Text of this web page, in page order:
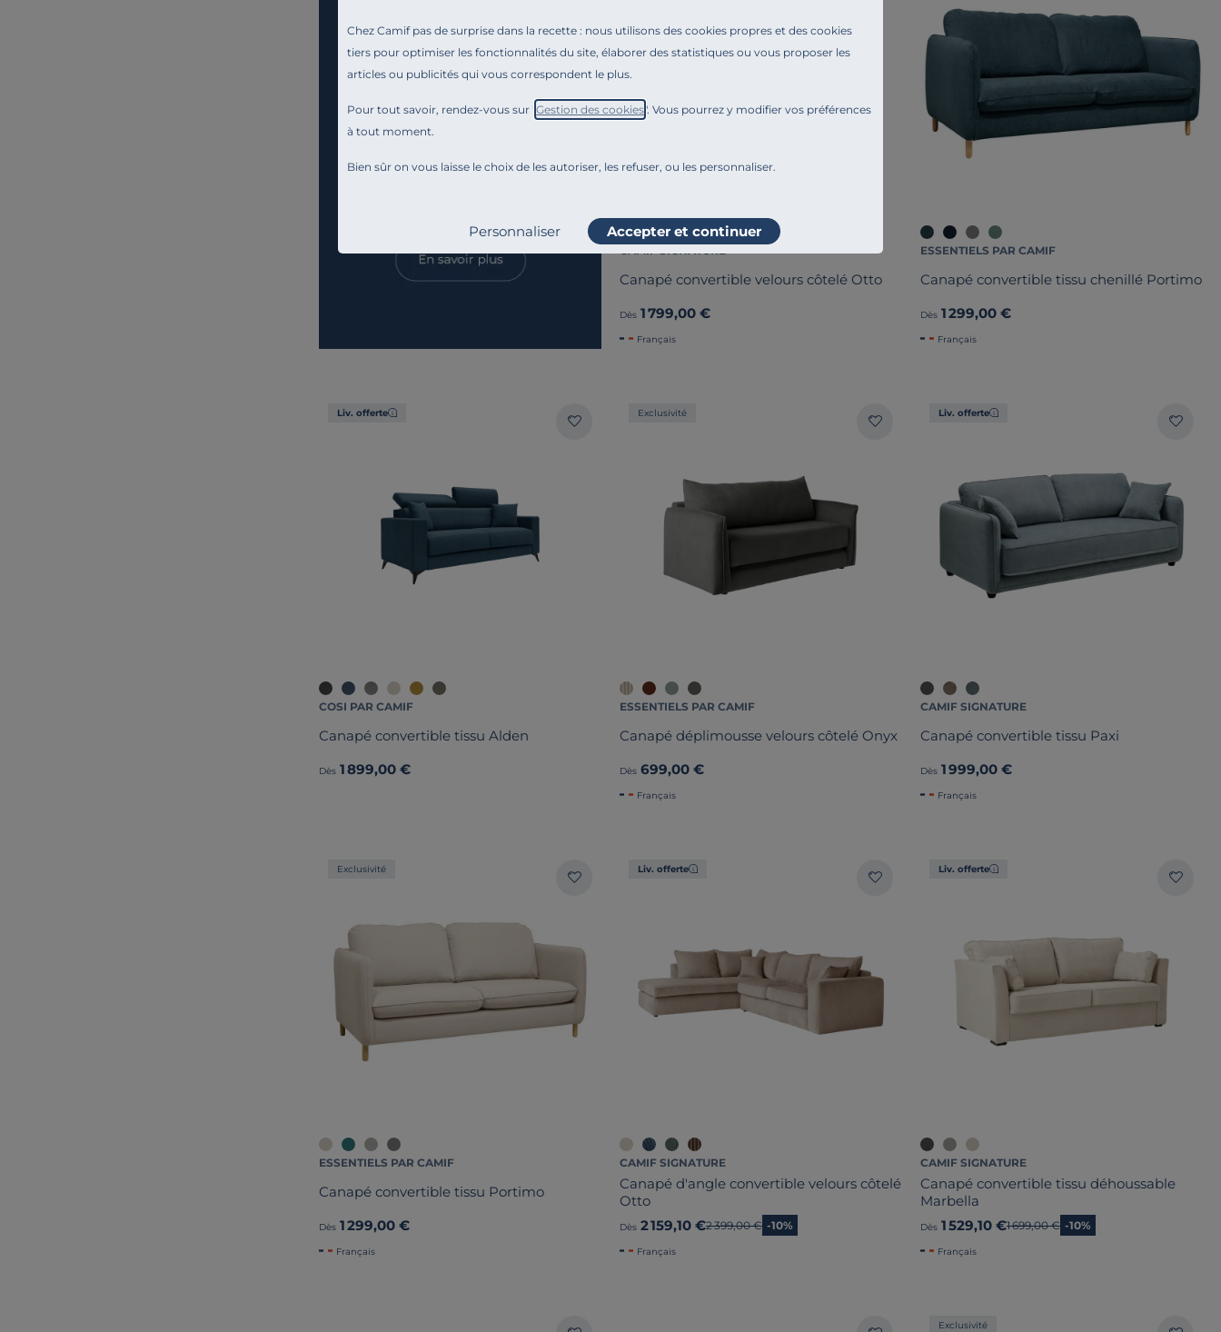
Chez Camif pas de surprise dans la recette : nous utilisons des cookies propres et des cookies
tiers pour optimiser les fonctionnalités du site, élaborer des statistiques ou vous proposer les
articles ou publicités qui vous correspondent le plus.
Pour tout savoir, rendez-vous sur " Gestion des cookies". Vous pourrez y modifier vos préférences
à tout moment.
Bien sûr on vous laisse le choix de les autoriser, les refuser, ou les personnaliser.
Personnaliser Accepter et continuer
Canapé convertible velours côtelé Otto
Dès 1 799,00 €
Français
ESSENTIELS PAR CAMIF
Canapé convertible tissu chenillé Portimo
Dès 1 299,00 €
Français
Liv. offerte
COSI PAR CAMIF
Canapé convertible tissu Alden
Dès 1 899,00 €
Exclusivité
ESSENTIELS PAR CAMIF
Canapé déplimousse velours côtelé Onyx
Dès 699,00 €
Français
Liv. offerte
CAMIF SIGNATURE
Canapé convertible tissu Paxi
Dès 1 999,00 €
Français
Exclusivité
ESSENTIELS PAR CAMIF
Canapé convertible tissu Portimo
Dès 1 299,00 €
Français
Liv. offerte
CAMIF SIGNATURE
Canapé d'angle convertible velours côtelé
Otto
Dès 2 159,10 €Ancien prix
2 399,00 € -10%
Français
Liv. offerte
CAMIF SIGNATURE
Canapé convertible tissu déhoussable
Marbella
Dès 1 529,10 €Ancien prix
1 699,00 € -10%
Français
Exclusivité